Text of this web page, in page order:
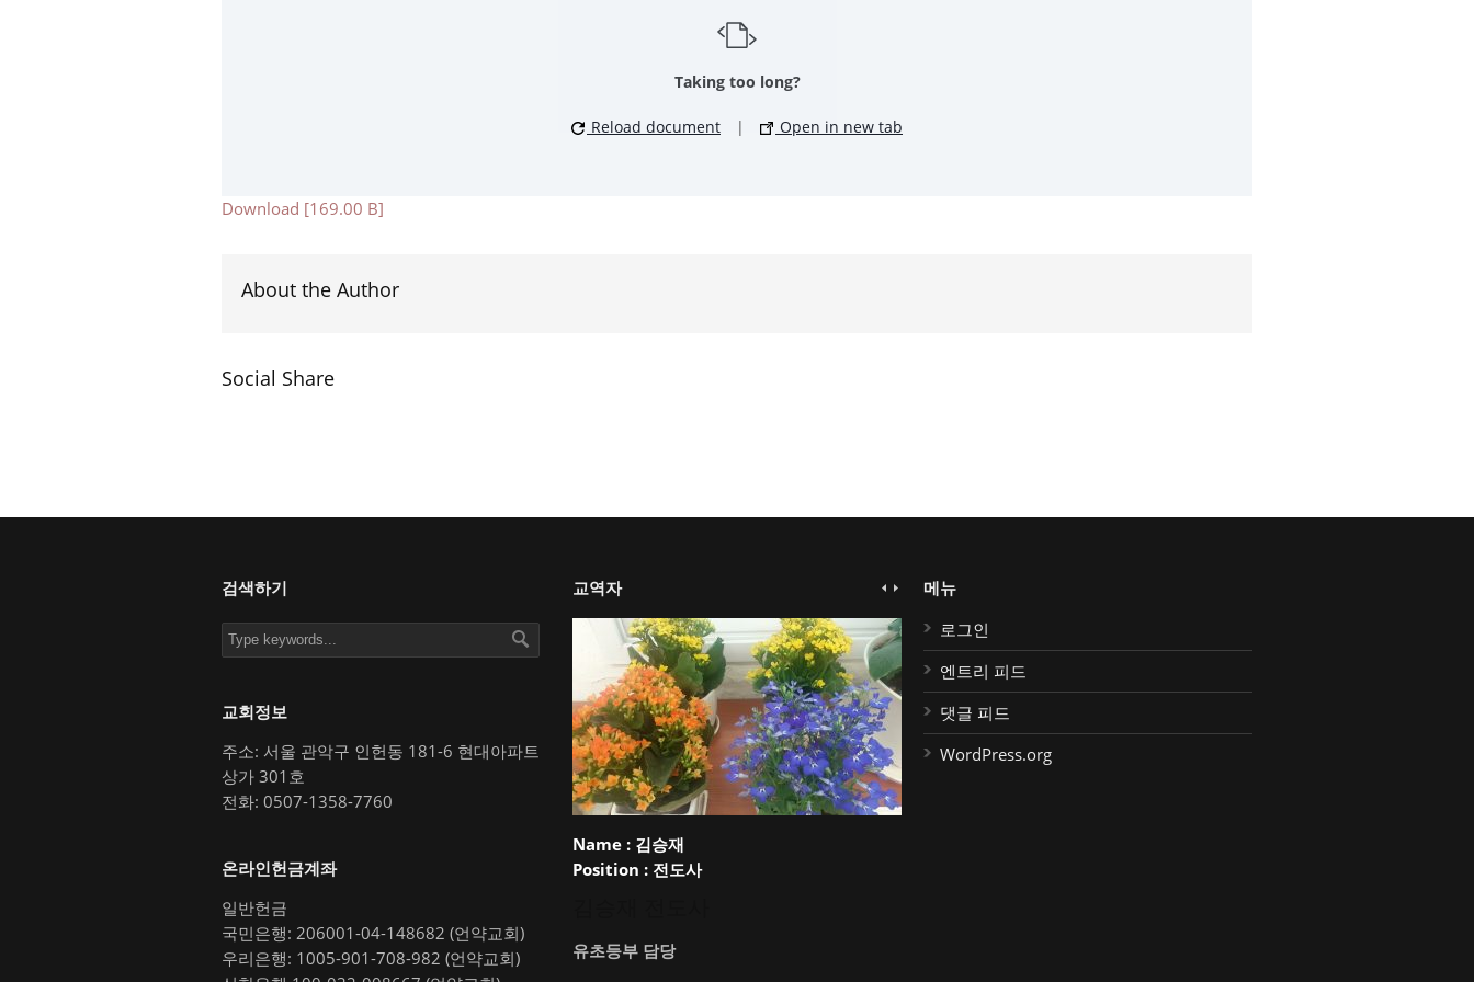
Taking too long?
Reload document | Open in new tab
Download [169.00 B]
About the Author
Social Share
검색하기
교회정보
주소: 서울 관악구 인헌동 181-6 현대아파트
상가 301호
전화: 0507-1358-7760
온라인헌금계좌
일반헌금
국민은행: 206001-04-148682 (언약교회)
우리은행: 1005-901-708-982 (언약교회)
교역자
Name :김승재
Position :전도사
유초등부 담당
메뉴
로그인
엔트리 피드
댓글 피드
WordPress.org